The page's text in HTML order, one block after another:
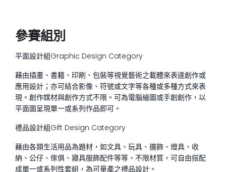
參賽組別
平面設計組Graphic Design Category
藉由插畫、書籍、印刷、包裝等視覺藝術之載體來表達創作或
應用設計；亦可結合影像、符號或文字等各種或多種方式來表
現。創作媒材與創作方式不限。可為電腦繪圖或手創創作，以
平面圖呈現單一或系列作品即可。
禮品設計組Gift Design Category
藉由各類生活用品為題材，如文具、玩具、擺飾、燈具、收
納、公仔、傢俱、寢具服飾配件等等，不限材質，可自由搭配
成單一或系列性套組，為可量產之禮品設計。